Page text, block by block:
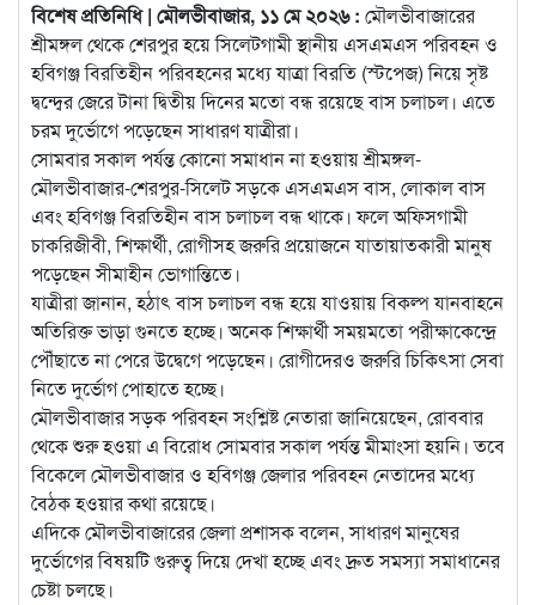
বিশেষ প্রতিনিধি | মৌলভীবাজার, ১১ মে ২০২৬ : মৌলভীবাজারের
শ্রীমঙ্গল থেকে শেরপুর হয়ে সিলেটগামী স্থানীয় এসএমএস পরিবহন ও
হবিগঞ্জ বিরতিহীন পরিবহনের মধ্যে যাত্রা বিরতি (স্টপেজ) নিয়ে সৃষ্ট
দ্বন্দ্বের জেরে টানা দ্বিতীয় দিনের মতো বন্ধ রয়েছে বাস চলাচল। এতে
চরম দুর্ভোগে পড়েছেন সাধারণ যাত্রীরা।
সোমবার সকাল পর্যন্ত কোনো সমাধান না হওয়ায় শ্রীমঙ্গল-
মৌলভীবাজার-শেরপুর-সিলেট সড়কে এসএমএস বাস, লোকাল বাস
এবং হবিগঞ্জ বিরতিহীন বাস চলাচল বন্ধ থাকে। ফলে অফিসগামী
চাকরিজীবী, শিক্ষার্থী, রোগীসহ জরুরি প্রয়োজনে যাতায়াতকারী মানুষ
পড়েছেন সীমাহীন ভোগান্তিতে।
যাত্রীরা জানান, হঠাৎ বাস চলাচল বন্ধ হয়ে যাওয়ায় বিকল্প যানবাহনে
অতিরিক্ত ভাড়া গুনতে হচ্ছে। অনেক শিক্ষার্থী সময়মতো পরীক্ষাকেন্দ্রে
পৌঁছাতে না পেরে উদ্বেগে পড়েছেন। রোগীদেরও জরুরি চিকিৎসা সেবা
নিতে দুর্ভোগ পোহাতে হচ্ছে।
মৌলভীবাজার সড়ক পরিবহন সংশ্লিষ্ট নেতারা জানিয়েছেন, রোববার
থেকে শুরু হওয়া এ বিরোধ সোমবার সকাল পর্যন্ত মীমাংসা হয়নি। তবে
বিকেলে মৌলভীবাজার ও হবিগঞ্জ জেলার পরিবহন নেতাদের মধ্যে
বৈঠক হওয়ার কথা রয়েছে।
এদিকে মৌলভীবাজারের জেলা প্রশাসক বলেন, সাধারণ মানুষের
দুর্ভোগের বিষয়টি গুরুত্ব দিয়ে দেখা হচ্ছে এবং দ্রুত সমস্যা সমাধানের
চেষ্টা চলছে।